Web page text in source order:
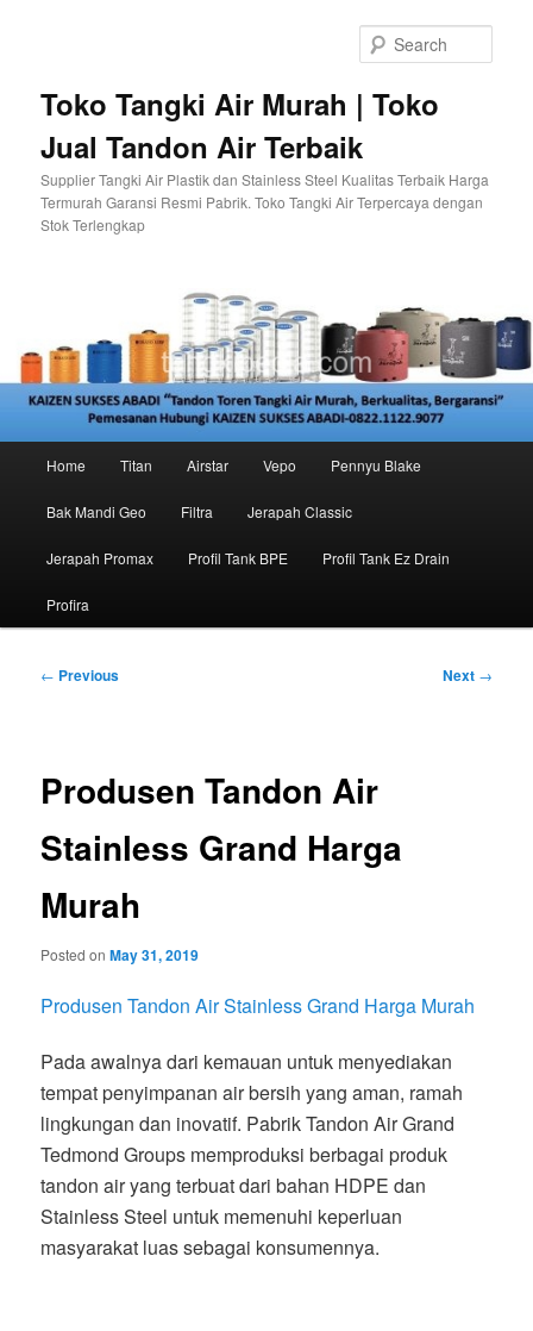
Toko Tangki Air Murah | Toko
Jual Tandon Air Terbaik
Supplier Tangki Air Plastik dan Stainless Steel Kualitas Terbaik Harga
Termurah Garansi Resmi Pabrik. Toko Tangki Air Terpercaya dengan
Stok Terlengkap
Home Titan Airstar Vepo Pennyu Blake
Bak Mandi Geo Filtra Jerapah Classic
Jerapah Promax Profil Tank BPE Profil Tank Ez Drain
Profira
Post
← Previous Next →
Produsen Tandon Air
Stainless Grand Harga
Murah
Posted onMay 31, 2019
Produsen Tandon Air Stainless Grand Harga Murah
Pada awalnya dari kemauan untuk menyediakan
tempat penyimpanan air bersih yang aman, ramah
lingkungan dan inovatif. Pabrik Tandon Air Grand
Tedmond Groups memproduksi berbagai produk
tandon air yang terbuat dari bahan HDPE dan
Stainless Steel untuk memenuhi keperluan
masyarakat luas sebagai konsumennya.